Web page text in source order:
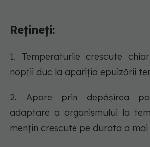
Rețineți:
1. Temperaturile crescute
nopții duc la apariția epuizării
2. Apare prin depășirea
adaptare a organismului la
mențin crescute pe durata a mai